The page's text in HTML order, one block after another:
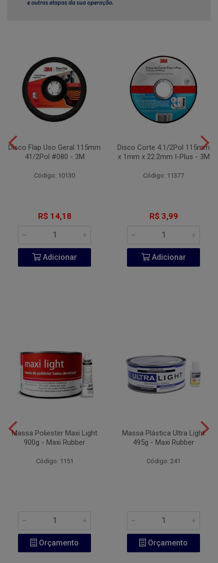
Disco Flap Uso Geral 115mm
41/2Pol #080 - 3M
Código: 10130
R$ 14,18
Adicionar
Disco Corte 4.1/2Pol 115mm
x 1mm x 22.2mm I-Plus - 3M
Código: 11377
R$ 3,99
Adicionar
Massa Poliester Maxi Light
900g - Maxi Rubber
Código: 1151
Orçamento
Massa Plástica Ultra Light
495g - Maxi Rubber
Código: 241
Orçamento